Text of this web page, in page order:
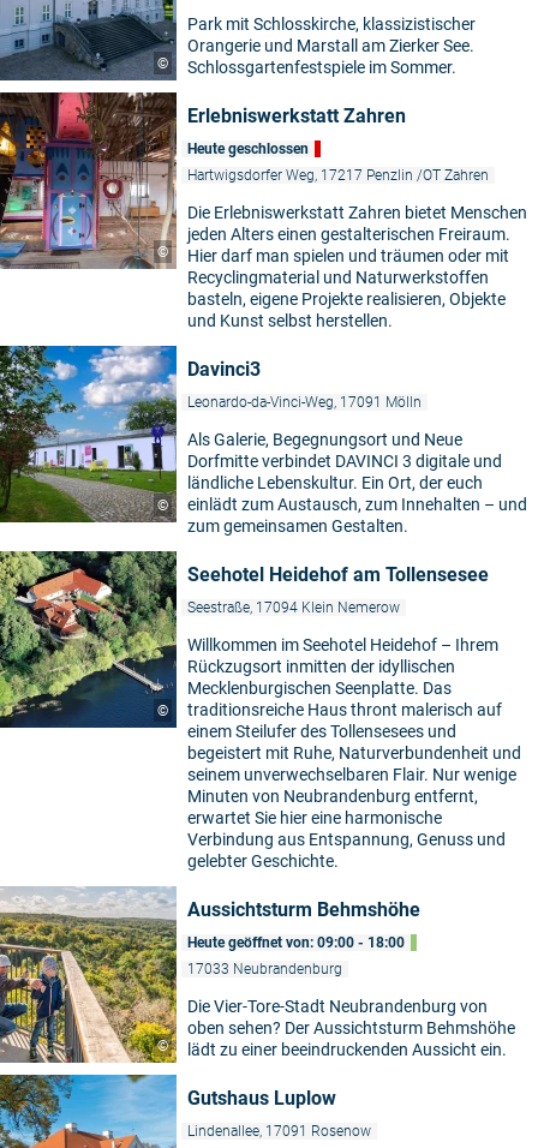
©
Park mit Schlosskirche, klassizistischer
Orangerie und Marstall am Zierker See.
Schlossgartenfestspiele im Sommer.
©
Erlebniswerkstatt Zahren
Heute geschlossen
Hartwigsdorfer Weg, 17217 Penzlin /OT Zahren
Die Erlebniswerkstatt Zahren bietet Menschen
jeden Alters einen gestalterischen Freiraum.
Hier darf man spielen und träumen oder mit
Recyclingmaterial und Naturwerkstoffen
basteln, eigene Projekte realisieren, Objekte
und Kunst selbst herstellen.
©
Davinci3
Leonardo-da-Vinci-Weg, 17091 Mölln
Als Galerie, Begegnungsort und Neue
Dorfmitte verbindet DAVINCI 3 digitale und
ländliche Lebenskultur. Ein Ort, der euch
einlädt zum Austausch, zum Innehalten – und
zum gemeinsamen Gestalten.
©
Seehotel Heidehof am Tollensesee
Seestraße, 17094 Klein Nemerow
Willkommen im Seehotel Heidehof – Ihrem
Rückzugsort inmitten der idyllischen
Mecklenburgischen Seenplatte. Das
traditionsreiche Haus thront malerisch auf
einem Steilufer des Tollensesees und
begeistert mit Ruhe, Naturverbundenheit und
seinem unverwechselbaren Flair. Nur wenige
Minuten von Neubrandenburg entfernt,
erwartet Sie hier eine harmonische
Verbindung aus Entspannung, Genuss und
gelebter Geschichte.
©
Aussichtsturm Behmshöhe
Heute geöffnet von: 09:00 - 18:00
17033 Neubrandenburg
Die Vier-Tore-Stadt Neubrandenburg von
oben sehen? Der Aussichtsturm Behmshöhe
lädt zu einer beeindruckenden Aussicht ein.
Gutshaus Luplow
Lindenallee, 17091 Rosenow